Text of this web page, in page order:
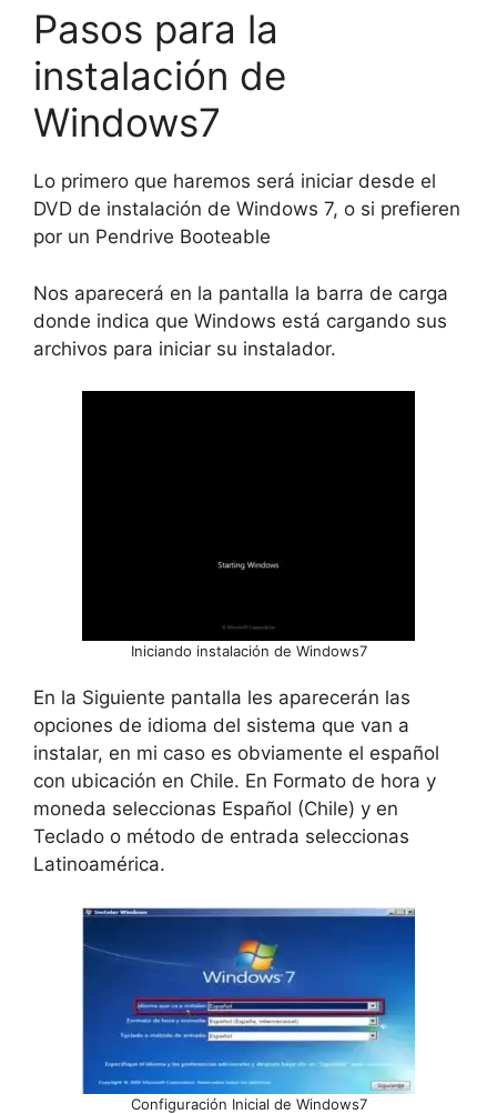
Pasos para la
instalación de
Windows7
Lo primero que haremos será iniciar desde el
DVD de instalación de Windows 7, o si prefieren
por un Pendrive Booteable
Nos aparecerá en la pantalla la barra de carga
donde indica que Windows está cargando sus
archivos para iniciar su instalador.
Iniciando instalación de Windows7
En la Siguiente pantalla les aparecerán las
opciones de idioma del sistema que van a
instalar, en mi caso es obviamente el español
con ubicación en Chile. En Formato de hora y
moneda seleccionas Español (Chile) y en
Teclado o método de entrada seleccionas
Latinoamérica.
Configuración Inicial de Windows7